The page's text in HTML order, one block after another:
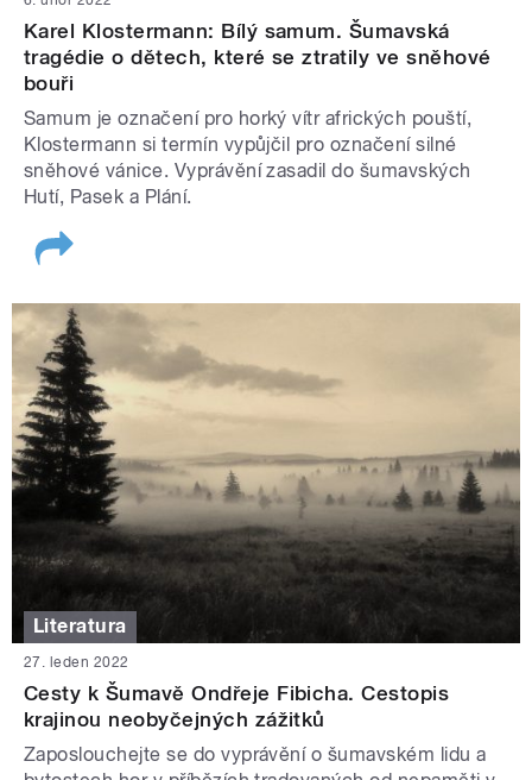
Karel Klostermann: Bílý samum. Šumavská
tragédie o dětech, které se ztratily ve sněhové
bouři
Samum je označení pro horký vítr afrických pouští,
Klostermann si termín vypůjčil pro označení silné
sněhové vánice. Vyprávění zasadil do šumavských
Hutí, Pasek a Plání.
Literatura
27. leden 2022
Cesty k Šumavě Ondřeje Fibicha. Cestopis
krajinou neobyčejných zážitků
Zaposlouchejte se do vyprávění o šumavském lidu a